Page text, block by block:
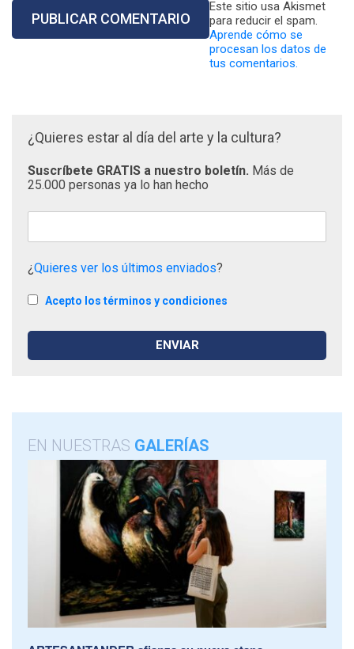
Este sitio usa Akismet
para reducir el spam.
Aprende cómo se
procesan los datos de
tus comentarios.
¿Quieres estar al día del arte y la cultura?
Suscríbete GRATIS a nuestro boletín. Más de
25.000 personas ya lo han hecho
¿Quieres ver los últimos enviados?
Acepto los términos y condiciones
EN NUESTRAS GALERÍAS